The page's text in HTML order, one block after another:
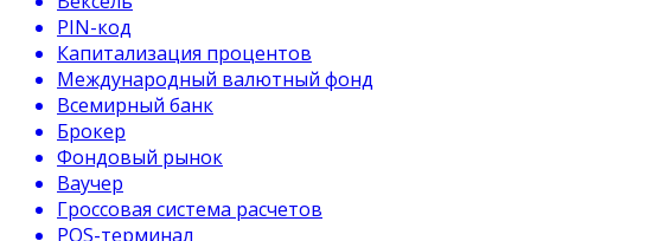
PIN-код
Капитализация процентов
Международный валютный фонд
Всемирный банк
Брокер
Фондовый рынок
Ваучер
Гроссовая система расчетов
POS-терминал